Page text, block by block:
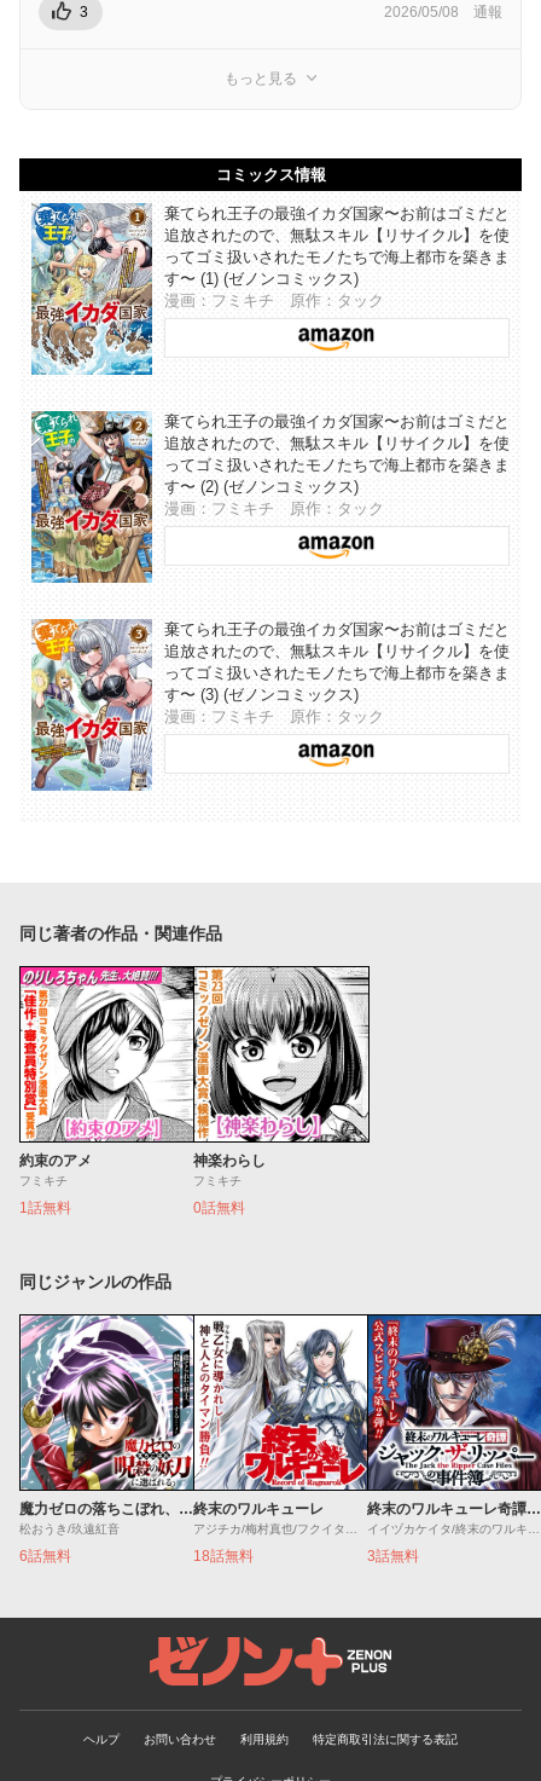
3 2026/05/08 通報
もっと見る
コミックス情報
棄てられ王子の最強イカダ国家〜お前はゴミだと
追放されたので、無駄スキル【リサイクル】を使
ってゴミ扱いされたモノたちで海上都市を築きま
す〜 (1) (ゼノンコミックス)
漫画：フミキチ 原作：タック
棄てられ王子の最強イカダ国家〜お前はゴミだと
追放されたので、無駄スキル【リサイクル】を使
ってゴミ扱いされたモノたちで海上都市を築きま
す〜 (2) (ゼノンコミックス)
漫画：フミキチ 原作：タック
棄てられ王子の最強イカダ国家〜お前はゴミだと
追放されたので、無駄スキル【リサイクル】を使
ってゴミ扱いされたモノたちで海上都市を築きま
す〜 (3) (ゼノンコミックス)
漫画：フミキチ 原作：タック
同じ著者の作品・関連作品
約束のアメ
フミキチ
1話無料
神楽わらし
フミキチ
0話無料
同じジャンルの作品
魔力ゼロの落ちこぼれ、呪殺の妖刀に選ばれる。
松おうき/玖遠紅音
6話無料
終末のワルキューレ
18話無料
終末のワルキューレ奇譚 ジャック・ザ・リッパーの事件簿
3話無料
ゼノンプラス
ヘルプ お問い合わせ 利用規約 特定商取引法に関する表記